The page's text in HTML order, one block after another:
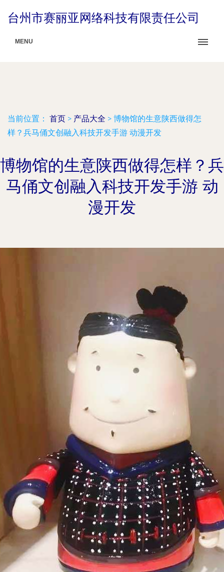
台州市赛丽亚网络科技有限责任公司
MENU
当前位置： 首页 > 产品大全 > 博物馆的生意陕西做得怎
样？兵马俑文创融入科技开发手游 动漫开发
博物馆的生意陕西做得怎样？兵
马俑文创融入科技开发手游 动
漫开发